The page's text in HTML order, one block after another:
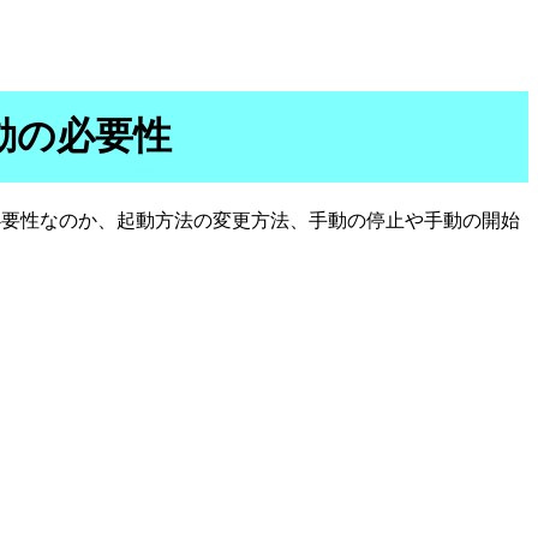
の必要性
性なのか、起動方法の変更方法、手動の停止や手動の開始